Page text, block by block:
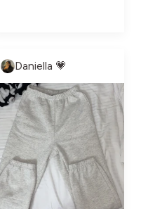
Daniella 💗